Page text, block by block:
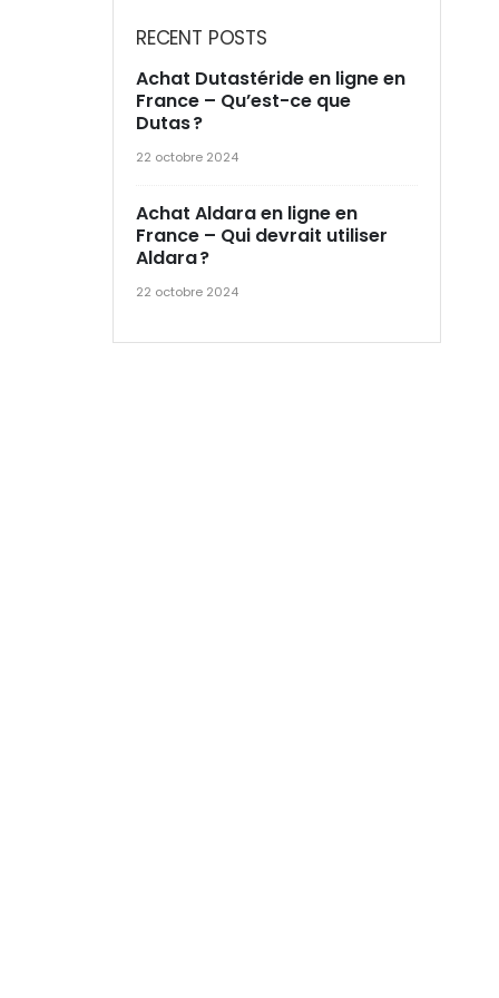
RECENT POSTS
Achat Dutastéride en ligne en
France – Qu’est-ce que
Dutas ?
22 octobre 2024
Achat Aldara en ligne en
France – Qui devrait utiliser
Aldara ?
22 octobre 2024